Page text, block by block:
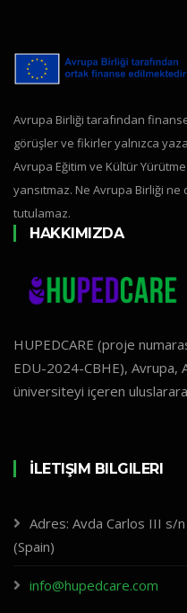
Avrupa Birliği tarafından
görüşler ve fikirler yalnızca
Avrupa Eğitim ve Kültür Yürütme
yansıtmaz. Ne Avrupa Birliği
tutulamaz.
HAKKIMIZDA
HUPEDCARE (proje
EDU-2024-CBHE), Avrupa,
üniversiteyi içeren
İLETIŞIM BILGILERI
Adres: Avda Carlos III s/
(Spain)
info@hupedcare.com